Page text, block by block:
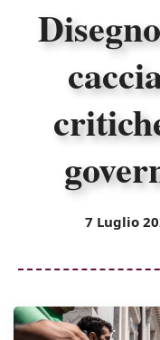
7 Luglio